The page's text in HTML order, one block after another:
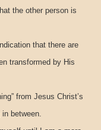
the other person is
that there are
transformed by His
from Jesus Christ’s
between.